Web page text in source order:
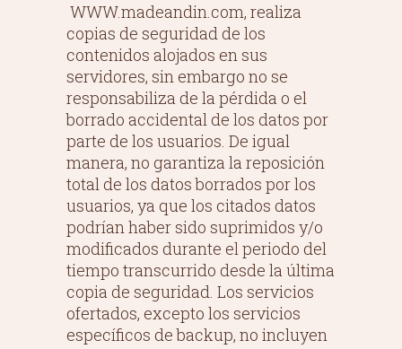
WWW.madeandin.com, realiza
copias de seguridad de los
contenidos alojados en sus
servidores, sin embargo no se
responsabiliza de la pérdida o el
borrado accidental de los datos por
parte de los usuarios. De igual
manera, no garantiza la reposición
total de los datos borrados por los
usuarios, ya que los citados datos
podrían haber sido suprimidos y/o
modificados durante el periodo del
tiempo transcurrido desde la última
copia de seguridad. Los servicios
ofertados, excepto los servicios
específicos de backup, no incluyen